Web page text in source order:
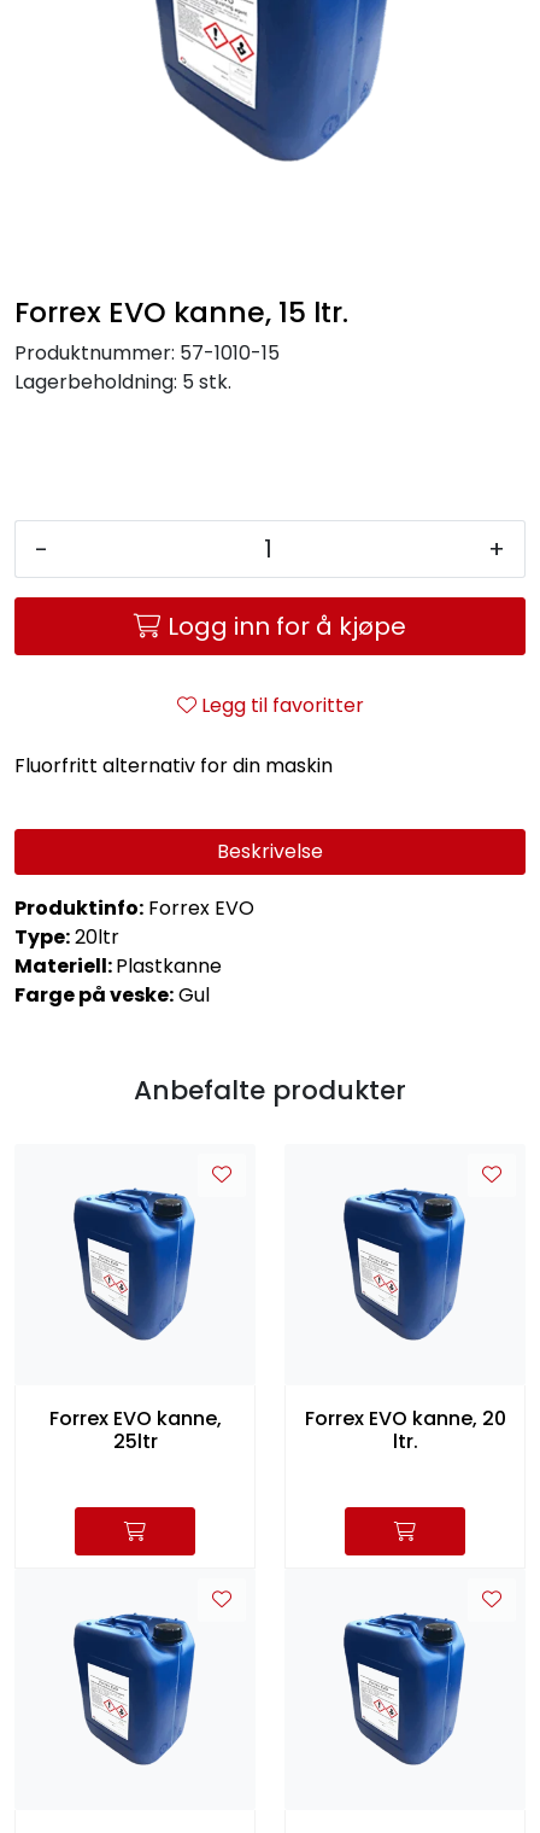
Forrex EVO kanne, 15 ltr.
Produktnummer: 57-1010-15
Lagerbeholdning: 5 stk.
- +
Logg inn for å kjøpe
Legg til favoritter
Fluorfritt alternativ for din maskin
Beskrivelse
Produktinfo: Forrex EVO
Type:20ltr
Materiell:Plastkanne
Farge på veske:Gul
Anbefalte produkter
Forrex EVO kanne,
25ltr
Forrex EVO kanne, 20
ltr.
Service og support